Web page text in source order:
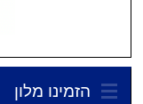
הזמינו מלון